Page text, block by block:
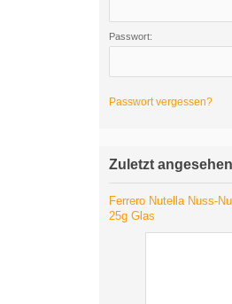
Passwort:
Passwort vergessen?
Zuletzt angesehen
Ferrero Nutella Nuss-
25g Glas